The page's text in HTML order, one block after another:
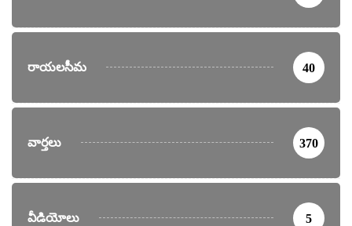
రాయలసీమ 40
వార్తలు 370
వీడియోలు 5